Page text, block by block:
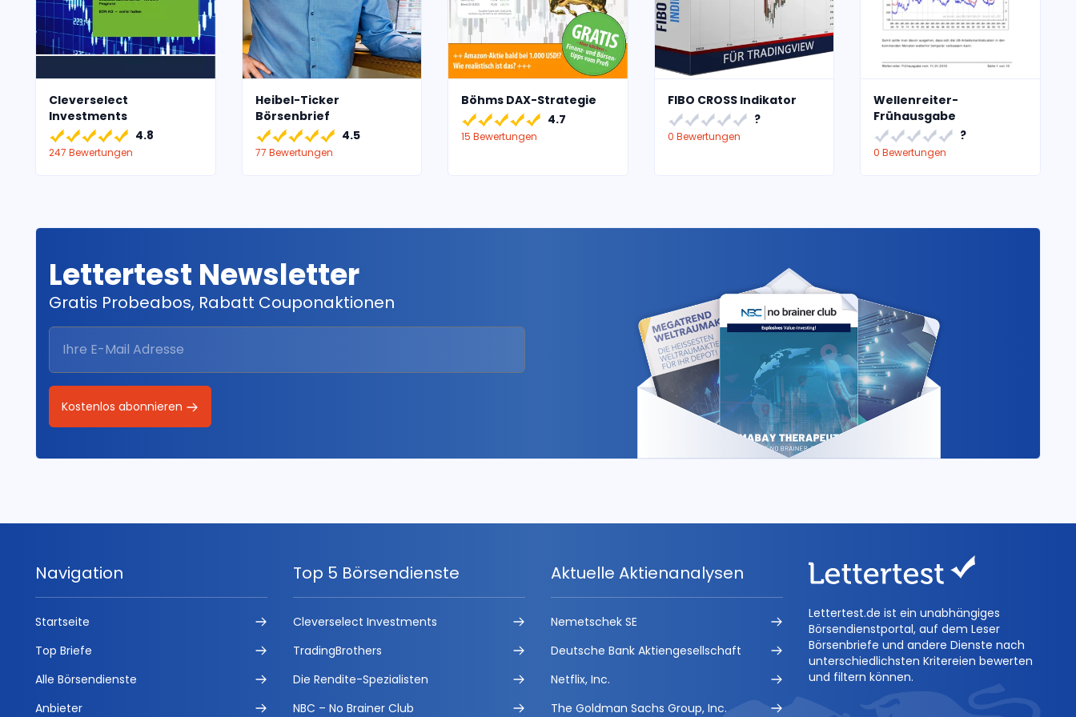
Cleverselect
Investments
4.8
247 Bewertungen
Heibel-Ticker
Börsenbrief
4.5
77 Bewertungen
Böhms DAX-Strategie
4.7
15 Bewertungen
FIBO CROSS Indikator
?
0 Bewertungen
Wellenreiter-
Frühausgabe
?
0 Bewertungen
Lettertest Newsletter
Gratis Probeabos, Rabatt Couponaktionen
Kostenlos abonnieren
Navigation
Startseite
Top Briefe
Alle Börsendienste
Anbieter
Top 5 Börsendienste
Cleverselect Investments
TradingBrothers
Die Rendite-Spezialisten
NBC – No Brainer Club
Aktuelle Aktienanalysen
Nemetschek SE
Deutsche Bank Aktiengesellschaft
Netflix, Inc.
The Goldman Sachs Group, Inc.
Lettertest.de ist ein unabhängiges
Börsendienstportal, auf dem Leser
Börsenbriefe und andere Dienste nach
unterschiedlichsten Kritereien bewerten
und filtern können.